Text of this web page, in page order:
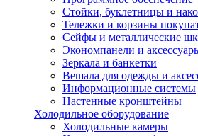
Стойки, буклетницы и
Тележки и корзины
Сейфы и металлические
Экономпанели и
Зеркала и банкетки
Вешала для одежды и
Информационные системы
Настенные кронштейны
Холодильное оборудование
Холодильные камеры